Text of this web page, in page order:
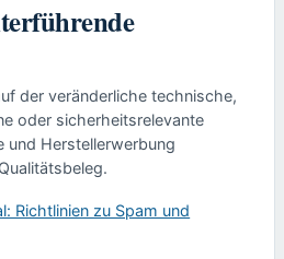
der veränderliche technische,
oder sicherheitsrelevante
und Herstellerwerbung
Richtlinien zu Spam und